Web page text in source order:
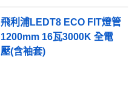
飛利浦LEDT8 ECO FIT燈管
1200mm 16瓦3000K 全電
壓(含袖套)